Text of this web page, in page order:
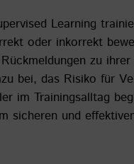
Learning
oder inkorrekt
zu
bei, das Risiko für
im Trainingsalltag
sicheren und